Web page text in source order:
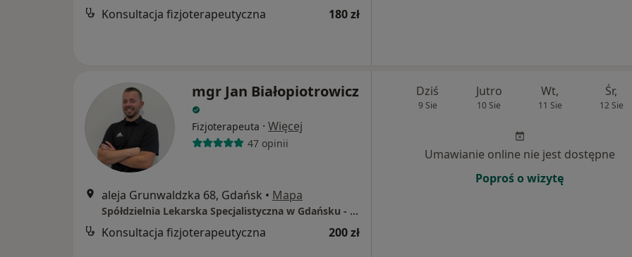
Konsultacja fizjoterapeutyczna 180 zł
mgr Jan Białopiotrowicz
Fizjoterapeuta · Więcej
47 opinii
aleja Grunwaldzka 68, Gdańsk • Mapa
Spółdzielnia Lekarska Specjalistyczna w Gdańsku - Wrzeszczu
Konsultacja fizjoterapeutyczna 200 zł
Dziś
9 Sie
Jutro
10 Sie
Wt,
11 Sie
Śr,
12 Sie
Umawianie online nie jest dostępne
Poproś o wizytę